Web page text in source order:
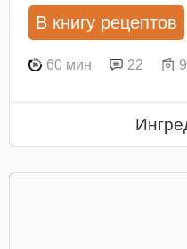
В книгу рецептов
60 мин 22